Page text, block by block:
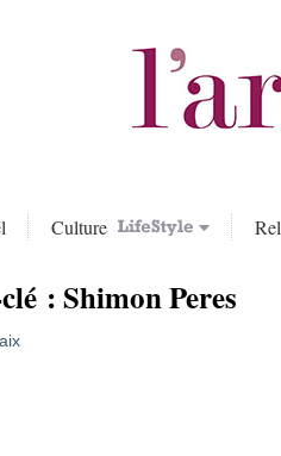
Culture
:Shimon Peres